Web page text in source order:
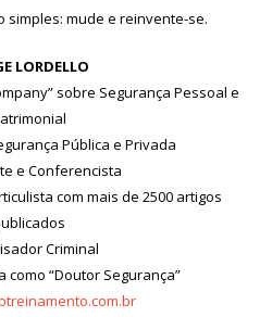
simples: mude e reinvente-se.
LORDELLO
sobre Segurança Pessoal e
Pública e Privada
e Conferencista
com mais de 2500 artigos
Criminal
como “Doutor Segurança”